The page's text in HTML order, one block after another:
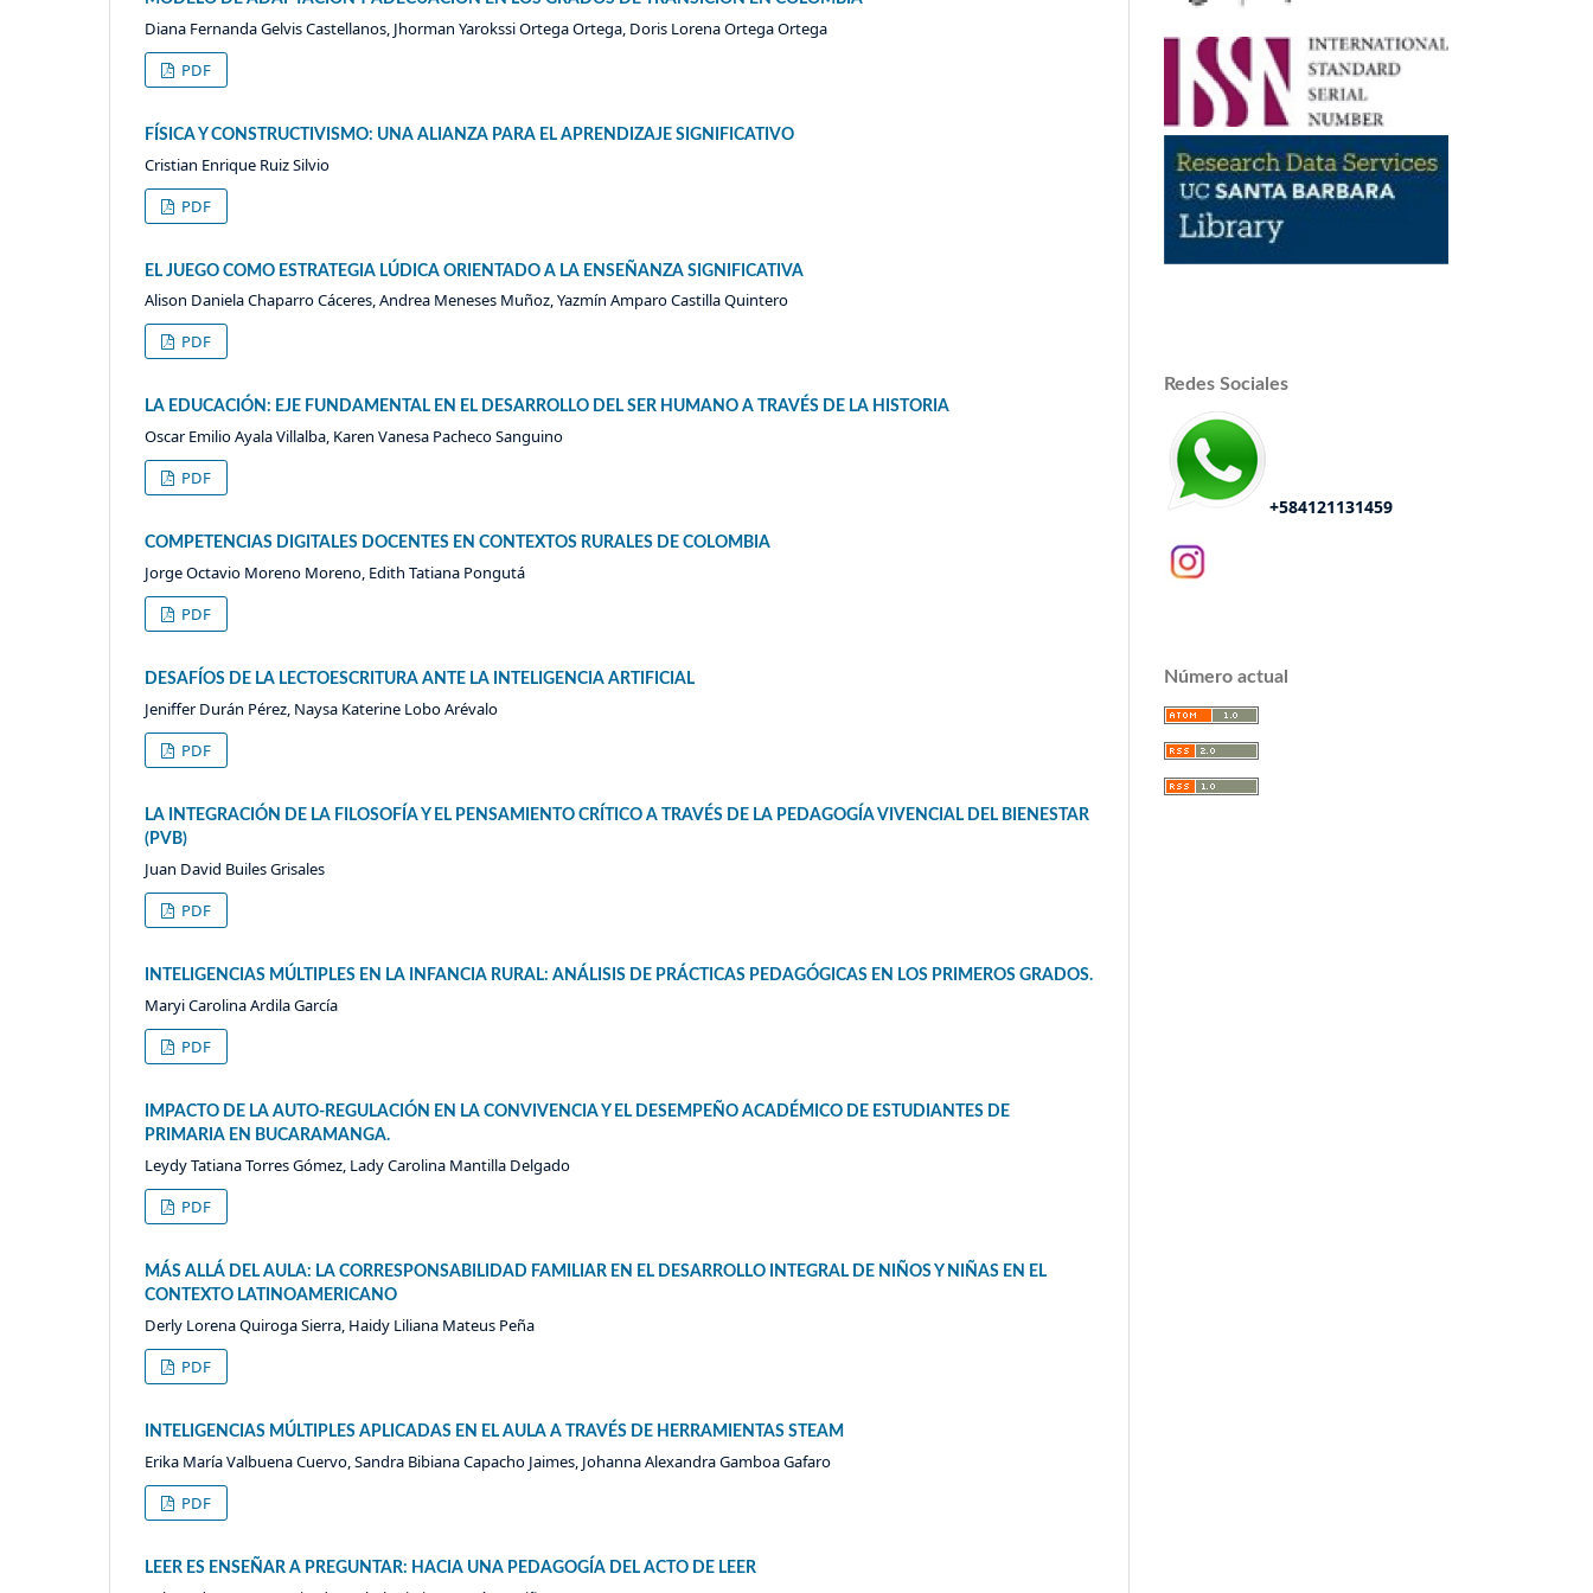
Diana Fernanda Gelvis Castellanos, Jhorman Yarokssi Ortega Ortega, Doris Lorena Ortega Ortega
PDF
FÍSICA Y CONSTRUCTIVISMO: UNA ALIANZA PARA EL APRENDIZAJE SIGNIFICATIVO
Cristian Enrique Ruiz Silvio
PDF
EL JUEGO COMO ESTRATEGIA LÚDICA ORIENTADO A LA ENSEÑANZA SIGNIFICATIVA
Alison Daniela Chaparro Cáceres, Andrea Meneses Muñoz, Yazmín Amparo Castilla Quintero
PDF
LA EDUCACIÓN: EJE FUNDAMENTAL EN EL DESARROLLO DEL SER HUMANO A TRAVÉS DE LA HISTORIA
Oscar Emilio Ayala Villalba, Karen Vanesa Pacheco Sanguino
PDF
COMPETENCIAS DIGITALES DOCENTES EN CONTEXTOS RURALES DE COLOMBIA
Jorge Octavio Moreno Moreno, Edith Tatiana Pongutá
PDF
DESAFÍOS DE LA LECTOESCRITURA ANTE LA INTELIGENCIA ARTIFICIAL
Jeniffer Durán Pérez, Naysa Katerine Lobo Arévalo
PDF
LA INTEGRACIÓN DE LA FILOSOFÍA Y EL PENSAMIENTO CRÍTICO A TRAVÉS DE LA PEDAGOGÍA VIVENCIAL DEL BIENESTAR
(PVB)
Juan David Builes Grisales
PDF
INTELIGENCIAS MÚLTIPLES EN LA INFANCIA RURAL: ANÁLISIS DE PRÁCTICAS PEDAGÓGICAS EN LOS PRIMEROS GRADOS.
Maryi Carolina Ardila García
PDF
IMPACTO DE LA AUTO-REGULACIÓN EN LA CONVIVENCIA Y EL DESEMPEÑO ACADÉMICO DE ESTUDIANTES DE
PRIMARIA EN BUCARAMANGA.
Leydy Tatiana Torres Gómez, Lady Carolina Mantilla Delgado
PDF
MÁS ALLÁ DEL AULA: LA CORRESPONSABILIDAD FAMILIAR EN EL DESARROLLO INTEGRAL DE NIÑOS Y NIÑAS EN EL
CONTEXTO LATINOAMERICANO
Derly Lorena Quiroga Sierra, Haidy Liliana Mateus Peña
PDF
INTELIGENCIAS MÚLTIPLES APLICADAS EN EL AULA A TRAVÉS DE HERRAMIENTAS STEAM
Erika María Valbuena Cuervo, Sandra Bibiana Capacho Jaimes, Johanna Alexandra Gamboa Gafaro
PDF
LEER ES ENSEÑAR A PREGUNTAR: HACIA UNA PEDAGOGÍA DEL ACTO DE LEER
Redes Sociales
+584121131459
Número actual